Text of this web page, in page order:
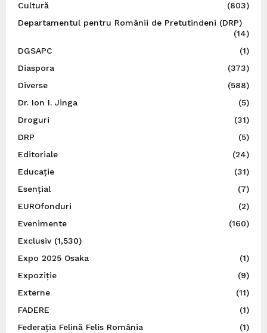
Cultură
(803)
Departamentul pentru Românii de Pretutindeni (DRP)
(14)
DGSAPC
(1)
Diaspora
(373)
Diverse
(588)
Dr. Ion I. Jinga
(5)
Droguri
(31)
DRP
(5)
Editoriale
(24)
Educație
(31)
Esențial
(7)
EUROfonduri
(2)
Evenimente
(160)
Exclusiv(1,530)
Expo 2025 Osaka
(1)
Expoziție
(9)
Externe
(11)
FADERE
(1)
Federația Felină Felis România
(1)